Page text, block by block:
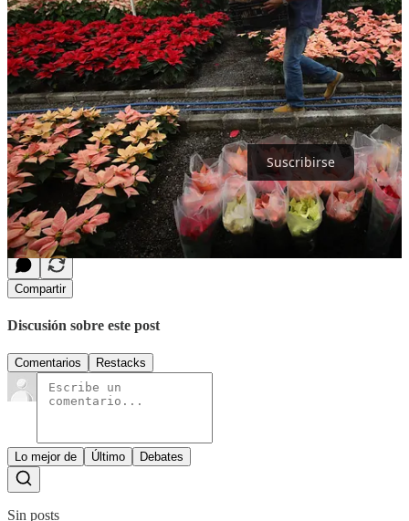
Usted está recibiendo este correo electrónico porque se suscribió a
los boletines informativos de La Jornada Internacional. ¿Usted
recibió este correo electrónico de otro lector?
Compartir La Jornada Internacional
Regístreseaquí para recibir La Jornada Internacional en su
bandeja de entrada.
Suscribirse
Vea la edición digitaldiaria de La Jornada
Compartir
Discusión sobre este post
Comentarios Restacks
Lo mejor de Último Debates
Sin posts